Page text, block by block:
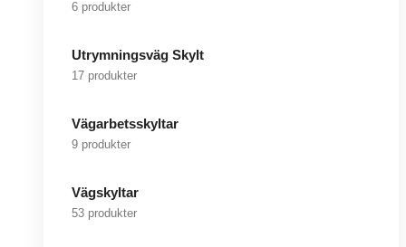
6 produkter
Utrymningsväg Skylt
17 produkter
Vägarbetsskyltar
9 produkter
Vägskyltar
53 produkter